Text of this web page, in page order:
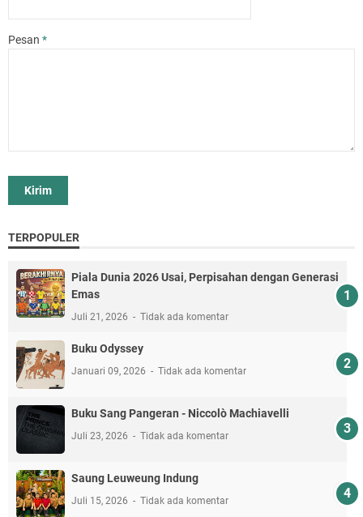
Pesan *
TERPOPULER
Piala Dunia 2026 Usai, Perpisahan dengan Generasi
Emas
Juli 21, 2026 Tidak ada komentar
Buku Odyssey
Januari 09, 2026 Tidak ada komentar
Buku Sang Pangeran - Niccolò Machiavelli
Juli 23, 2026 Tidak ada komentar
Saung Leuweung Indung
Juli 15, 2026 Tidak ada komentar